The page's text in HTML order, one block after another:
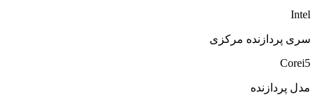
Intel
سری پردازنده مرکزی
Corei5
مدل پردازنده